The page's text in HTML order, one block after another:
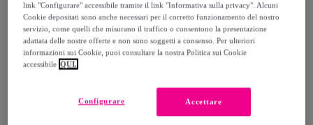
Consegna
Consegna da3,66 €
link "Configurare" accessibile tramite il link "Informativa sulla privacy". Alcuni
Cookie depositati sono anche necessari per il corretto funzionamento del nostro
servizio, come quelli che misurano il traffico o consentono la presentazione
adattata delle nostre offerte e non sono soggetti a consenso. Per ulteriori
informazioni sui Cookie, puoi consultare la nostra Politica sui Cookie
accessibile QUI.
Accettare
Configurare